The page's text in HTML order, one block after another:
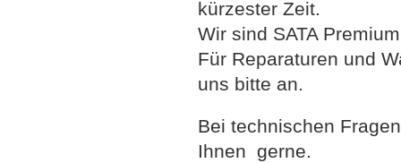
kürzester Zeit.
Wir sind SATA
Für Reparaturen und
uns bitte an.
Bei technischen
Ihnen gerne.